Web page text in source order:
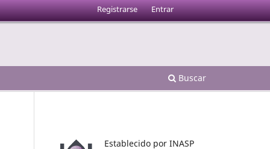
Buscar
Registrarse Entrar
Establecido por INASP